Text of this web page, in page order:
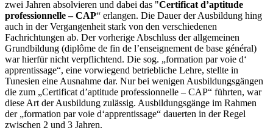
zwei Jahren absolvieren und dabei das "Certificat d’aptitude
professionnelle – CAP“ erlangen. Die Dauer der Ausbildung hing
auch in der Vergangenheit stark von den verschiedenen
Fachrichtungen ab. Der vorherige Abschluss der allgemeinen
Grundbildung (diplôme de fin de l’enseignement de base général)
war hierfür nicht verpflichtend. Die sog. „formation par voie d‘
apprentissage“, eine vorwiegend betriebliche Lehre, stellte in
Tunesien eine Ausnahme dar. Nur bei wenigen Ausbildungsgängen
die zum „Certificat d’aptitude professionnelle – CAP“ führten, war
diese Art der Ausbildung zulässig. Ausbildungsgänge im Rahmen
der „formation par voie d‘apprentissage“ dauerten in der Regel
zwischen 2 und 3 Jahren.